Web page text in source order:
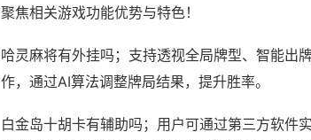
聚焦相关游戏功能优势与特色！
哈灵麻将有外挂吗；支持透视全局牌型、智能出
作，通过AI算法调整牌局结果，提升胜率。
白金岛十胡卡有辅助吗；用户可通过第三方软件